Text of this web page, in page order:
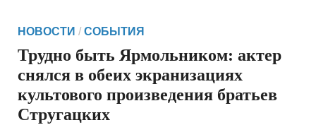
НОВОСТИ / СОБЫТИЯ
Трудно быть Ярмольником: актер
снялся в обеих экранизациях
культового произведения братьев
Стругацких